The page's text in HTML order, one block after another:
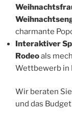
charmante
Interaktiver
Rodeoals
Wettbewerb in
Wir beraten
und das